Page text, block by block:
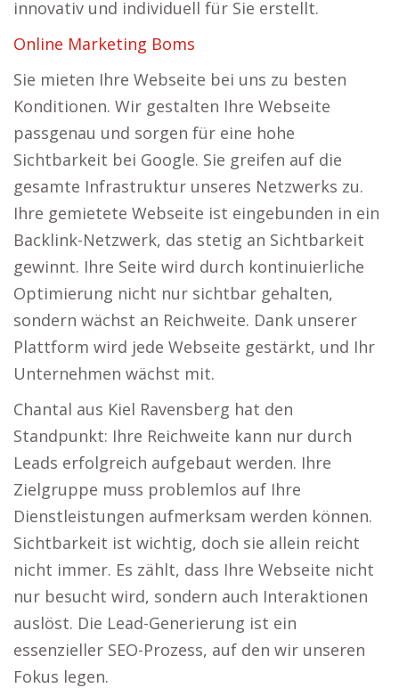
innovativ und individuell für Sie erstellt.
Online Marketing Boms
Sie mieten Ihre Webseite bei uns zu besten
Konditionen. Wir gestalten Ihre Webseite
passgenau und sorgen für eine hohe
Sichtbarkeit bei Google. Sie greifen auf die
gesamte Infrastruktur unseres Netzwerks zu.
Ihre gemietete Webseite ist eingebunden in ein
Backlink-Netzwerk, das stetig an Sichtbarkeit
gewinnt. Ihre Seite wird durch kontinuierliche
Optimierung nicht nur sichtbar gehalten,
sondern wächst an Reichweite. Dank unserer
Plattform wird jede Webseite gestärkt, und Ihr
Unternehmen wächst mit.
Chantal aus Kiel Ravensberg hat den
Standpunkt: Ihre Reichweite kann nur durch
Leads erfolgreich aufgebaut werden. Ihre
Zielgruppe muss problemlos auf Ihre
Dienstleistungen aufmerksam werden können.
Sichtbarkeit ist wichtig, doch sie allein reicht
nicht immer. Es zählt, dass Ihre Webseite nicht
nur besucht wird, sondern auch Interaktionen
auslöst. Die Lead-Generierung ist ein
essenzieller SEO-Prozess, auf den wir unseren
Fokus legen.